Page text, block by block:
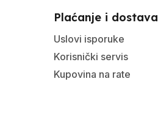
Plaćanje i dostava
Uslovi isporuke
Korisnički servis
Kupovina na rate